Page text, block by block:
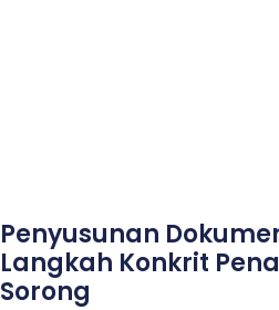
Penyusunan
Langkah Konkrit
Sorong